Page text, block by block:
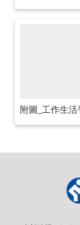
附圖_工作生